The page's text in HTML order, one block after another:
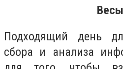
Весы
Подходящий день
сбора и анализа